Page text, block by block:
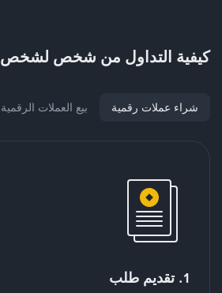
كيفية التداول من شخص لشخص
شراء عملات رقمية بيع العملات الرقمية
1. تقديم طلب